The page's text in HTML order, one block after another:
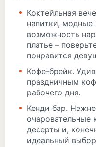
Коктейльная
напитки, модные
возможность
платье –
понравится
Кофе-брейк.
праздничным
рабочего дня.
Кенди бар.
очаровательные
десерты и,
идеальный